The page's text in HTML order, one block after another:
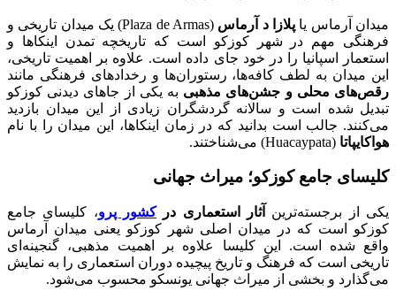
میدان آرماس یا پلازا د آرماس
(Plaza de Armas) یک میدان تاریخی و
فرهنگی مهم در شهر کوزکو است که تاریخچه تمدن اینکاها و
استعمار اسپانیا را در خود جای داده است. علاوه بر اهمیت تاریخی،
این میدان به لطف کافه‌ها، رستوران‌ها و رخدادهای فرهنگی مانند
رقص‌های محلی و جشن‌های مذهبی به یکی از جاهای دیدنی کوزکو
تبدیل شده است و سالانه گردشگران زیادی از این میدان بازدید
می‌کنند. جالب است بدانید که در زمان اینکاها، این میدان را با نام
هواکایپاتا (Huacaypata) می‌شناختند.
کلیسای جامع کوزکو؛ میراث جهانی
یکی از برجسته‌ترین آثار استعماری درکشور پرو، کلیسای جامع
کوزکو است که در میدان اصلی شهر کوزکو یعنی میدان آرماس
واقع شده است. این کلیسا علاوه بر اهمیت مذهبی، گنجینه‌ای
تاریخی است که فرهنگ و تاریخ پیچیده دوران استعماری را به نمایش
می‌گذارد و بخشی از میراث جهانی یونسکو محسوب می‌شود.